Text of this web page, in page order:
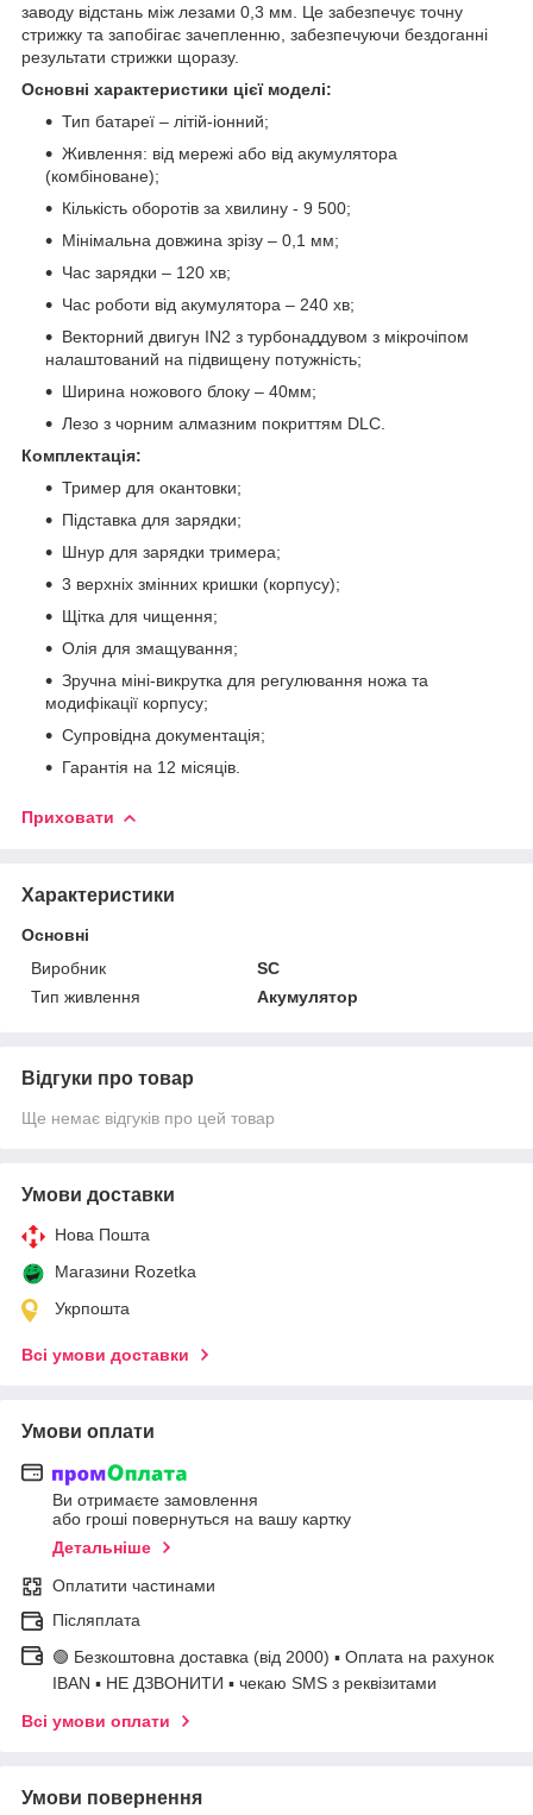
заводу відстань між лезами 0,3 мм. Це забезпечує точну
стрижку та запобігає зачепленню, забезпечуючи бездоганні
результати стрижки щоразу.
Основні характеристики цієї моделі:
Тип батареї – літій-іонний;
Живлення: від мережі або від акумулятора
(комбіноване);
Кількість оборотів за хвилину - 9 500;
Мінімальна довжина зрізу – 0,1 мм;
Час зарядки – 120 хв;
Час роботи від акумулятора – 240 хв;
Векторний двигун IN2 з турбонаддувом з мікрочіпом
налаштований на підвищену потужність;
Ширина ножового блоку – 40мм;
Лезо з чорним алмазним покриттям DLC.
Комплектація:
Тример для окантовки;
Підставка для зарядки;
Шнур для зарядки тримера;
3 верхніх змінних кришки (корпусу);
Щітка для чищення;
Олія для змащування;
Зручна міні-викрутка для регулювання ножа та
модифікації корпусу;
Супровідна документація;
Гарантія на 12 місяців.
Приховати
Характеристики
Основні
Виробник
SC
Тип живлення
Акумулятор
Відгуки про товар
Ще немає відгуків про цей товар
Умови доставки
Нова Пошта
Магазини Rozetka
Укрпошта
Всі умови доставки
Умови оплати
Ви отримаєте замовлення
або гроші повернуться на вашу картку
Детальніше
Оплатити частинами
Післяплата
🟢 Безкоштовна доставка (від 2000) ▪ Оплата на рахунок
IBAN ▪ НЕ ДЗВОНИТИ ▪ чекаю SMS з реквізитами
Всі умови оплати
Умови повернення